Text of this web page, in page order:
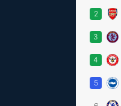
2
3
4
5